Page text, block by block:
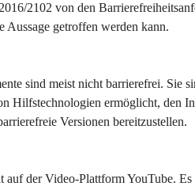
2102 von den
Aussage getroffen werden kann.
sind meist nicht barrierefrei. Sie
Hilfstechnologien ermöglicht, den
Versionen bereitzustellen.
der Video-Plattform YouTube.